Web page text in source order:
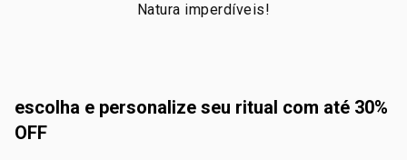
Natura imperdíveis!
escolha e personalize seu ritual com até 30%
OFF